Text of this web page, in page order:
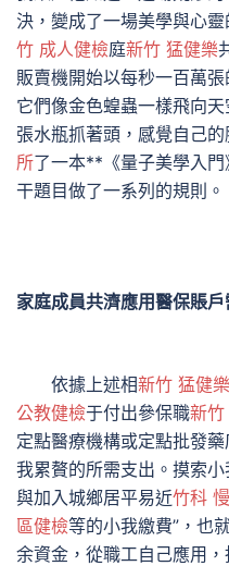
決，變成了一場美學與心
竹 成人健檢庭新竹 猛健樂
販賣機開始以每秒一百萬
它們像金色蝗蟲一樣飛向
張水瓶抓著頭，感覺自己
所了一本**《量子美學入
干題目做了一系列的規則。
家庭成員共濟應用醫保賬
依據上述相新竹 猛健樂
公教健檢于付出參保職新
定點醫療機構或定點批發
我累贅的所需支出。摸索
與加入城鄉居平易近竹科
區健檢等的小我繳費”，也
余資金，從職工自己應用